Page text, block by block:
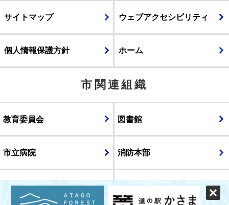
サイトマップ ウェブアクセシビリティ
個人情報保護方針 ホーム
市関連組織
教育委員会 図書館
市立病院 消防本部
議会